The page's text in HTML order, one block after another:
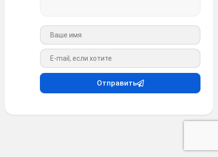
Ваше имя
Ваш e-mail
Отправить